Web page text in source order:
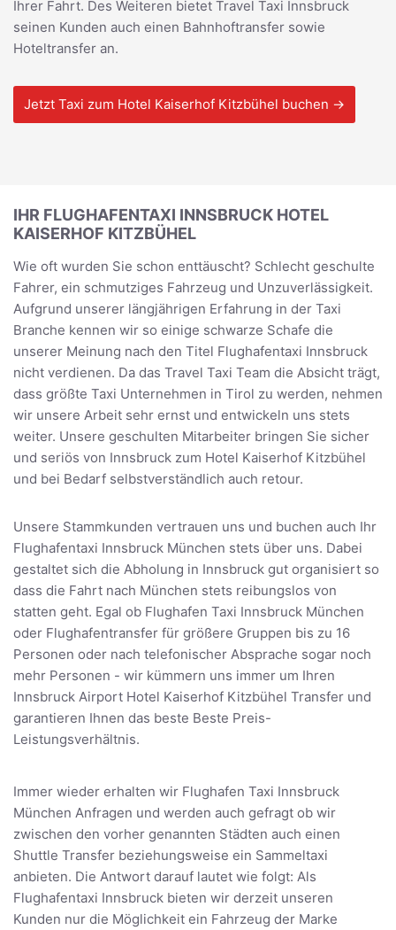
Ihrer Fahrt. Des Weiteren bietet Travel Taxi Innsbruck
seinen Kunden auch einen Bahnhoftransfer sowie
Hoteltransfer an.
Jetzt Taxi zum Hotel Kaiserhof Kitzbühel buchen →
IHR FLUGHAFENTAXI INNSBRUCK HOTEL
KAISERHOF KITZBÜHEL
Wie oft wurden Sie schon enttäuscht? Schlecht geschulte
Fahrer, ein schmutziges Fahrzeug und Unzuverlässigkeit.
Aufgrund unserer längjährigen Erfahrung in der Taxi
Branche kennen wir so einige schwarze Schafe die
unserer Meinung nach den Titel Flughafentaxi Innsbruck
nicht verdienen. Da das Travel Taxi Team die Absicht trägt,
dass größte Taxi Unternehmen in Tirol zu werden, nehmen
wir unsere Arbeit sehr ernst und entwickeln uns stets
weiter. Unsere geschulten Mitarbeiter bringen Sie sicher
und seriös von Innsbruck zum Hotel Kaiserhof Kitzbühel
und bei Bedarf selbstverständlich auch retour.
Unsere Stammkunden vertrauen uns und buchen auch Ihr
Flughafentaxi Innsbruck München stets über uns. Dabei
gestaltet sich die Abholung in Innsbruck gut organisiert so
dass die Fahrt nach München stets reibungslos von
statten geht. Egal ob Flughafen Taxi Innsbruck München
oder Flughafentransfer für größere Gruppen bis zu 16
Personen oder nach telefonischer Absprache sogar noch
mehr Personen - wir kümmern uns immer um Ihren
Innsbruck Airport Hotel Kaiserhof Kitzbühel Transfer und
garantieren Ihnen das beste Beste Preis-
Leistungsverhältnis.
Immer wieder erhalten wir Flughafen Taxi Innsbruck
München Anfragen und werden auch gefragt ob wir
zwischen den vorher genannten Städten auch einen
Shuttle Transfer beziehungsweise ein Sammeltaxi
anbieten. Die Antwort darauf lautet wie folgt: Als
Flughafentaxi Innsbruck bieten wir derzeit unseren
Kunden nur die Möglichkeit ein Fahrzeug der Marke